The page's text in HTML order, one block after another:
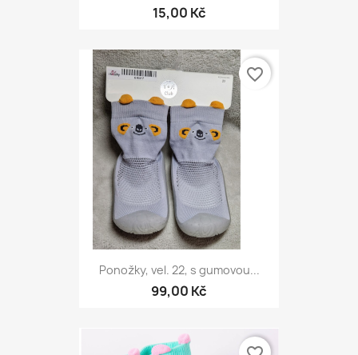
15,00 Kč
Ponožky, vel. 22, s gumovou...
99,00 Kč
favorite_border